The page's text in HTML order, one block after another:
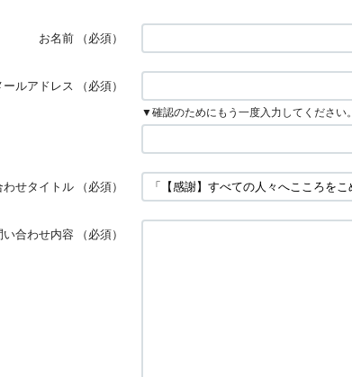
お名前 （必須）
ールアドレス （必須）
▼確認のためにもう一度入力してください。
わせタイトル （必須）
い合わせ内容 （必須）